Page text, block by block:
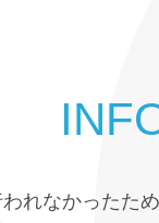
れなかったた